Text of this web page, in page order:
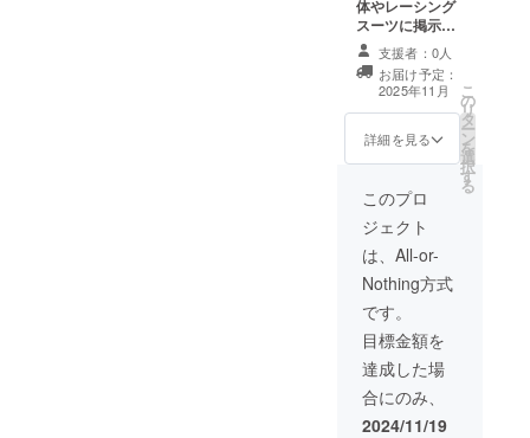
が、26年内に行
われる地域で開
催されるラリー
イベントに必ず
出場します。イ
ベントの詳細が
などをメールな
どで送ります。
・場所:関東圏 ・
支援者様の交通
費や滞在費：支
援者様の交通費
や滞在費は各自
でご負担くださ
い。 ・支援者様
との連絡方法：
詳細はメールで
連絡します。
体やレーシング
スーツに掲示し
て、企業向けの
広告機会を提供
いたします。サ
イン入りの限定
グッズを詰め合
わせで提供いた
します。 ・掲載
続する限り掲
載 ・掲載方
法：文字のみ(事
業名、キャッチ
フレーズも可) 掲
載サイズ ・ドア
サイド:長さ約
60cmx 幅15cm
・ボンネット：
約90cm x20cm
・リアウィンド
ウ：約
80cmx10cm ・
支援者：0人
お届け予定：
2025年11月
詳細を見る
こ
の
リ
タ
ー
ン
を
選
択
す
る
このプロ
ジェクト
は、All-or-
Nothing方式
です。
目標金額を
達成した場
合にのみ、
2024/11/19